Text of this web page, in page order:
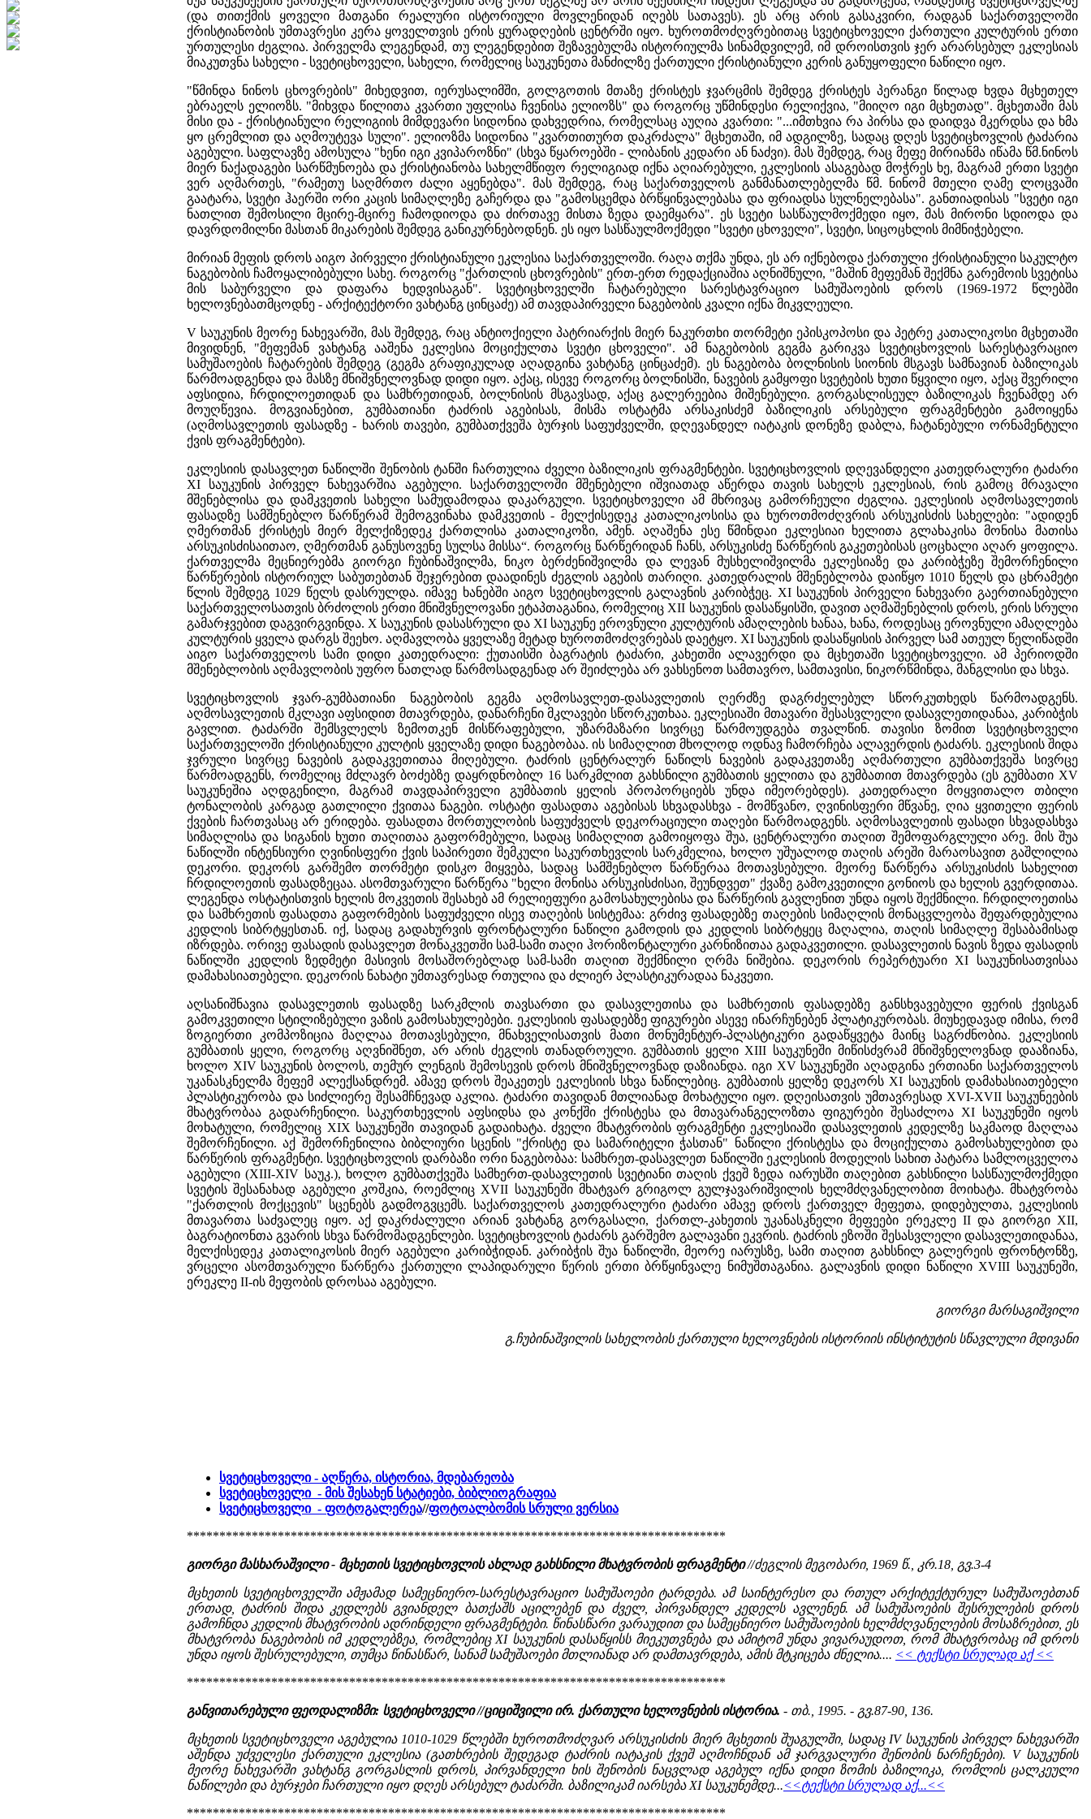
(და თითქმის ყოველი მათგანი რეალური ისტორიული მოვლენიდან იღებს სათავეს). ეს არც არის გასაკვირი, რადგან საქართველოში
ქრისტიანობის უმთავრესი კერა ყოველთვის ერის ყურადღების ცენტრში იყო. ხუროთმოძღვრებითაც სვეტიცხოველი ქართული კულტურის ერთი
ურთულესი ძეგლია. პირველმა ლეგენდამ, თუ ლეგენდებით შეზავებულმა ისტორიულმა სინამდვილემ, იმ დროისთვის ჯერ არარსებულ ეკლესიას
მიაკუთვნა სახელი - სვეტიცხოველი, სახელი, რომელიც საუკუნეთა მანძილზე ქართული ქრისტიანული კერის განუყოფელი ნაწილი იყო.
"წმინდა ნინოს ცხოვრების" მიხედვით, იერუსალიმში, გოლგოთის მთაზე ქრისტეს ჯვარცმის შემდეგ ქრისტეს პერანგი წილად ხვდა მცხეთელ
ებრაელს ელიოზს. "მიხვდა წილითა კვართი უფლისა ჩვენისა ელიოზს" და როგორც უწმინდესი რელიქვია, "მიიღო იგი მცხეთად". მცხეთაში მას
მისი და - ქრისტიანული რელიგიის მიმდევარი სიდონია დახვედრია, რომელსაც აუღია კვართი: "...იმთხვია რა პირსა და დაიდვა მკერდსა და ხმა
ყო ცრემლით და აღმოუტევა სული". ელიოზმა სიდონია "კვართითურთ დაკრძალა" მცხეთაში, იმ ადგილზე, სადაც დღეს სვეტიცხოვლის ტაძარია
აგებული. საფლავზე ამოსულა "ხენი იგი კვიპაროზნი" (სხვა წყაროებში - ლიბანის კედარი ან ნაძვი). მას შემდეგ, რაც მეფე მირიანმა იწამა წმ.ნინოს
მიერ ნაქადაგები სარწმუნოება და ქრისტიანობა სახელმწიფო რელიგიად იქნა აღიარებული, ეკლესიის ასაგებად მოჭრეს ხე, მაგრამ ერთი სვეტი
ვერ აღმართეს, "რამეთუ საღმრთო ძალი აყენებდა". მას შემდეგ, რაც საქართველოს განმანათლებელმა წმ. ნინომ მთელი ღამე ლოცვაში
გაატარა, სვეტი ჰაერში ორი კაცის სიმაღლეზე გაჩერდა და "გამოსცემდა ბრწყინვალებასა და ფრიადსა სულნელებასა". განთიადისას "სვეტი იგი
ნათლით შემოსილი მცირე-მცირე ჩამოდიოდა და ძირთავე მისთა ზედა დაემყარა". ეს სვეტი სასწაულმოქმედი იყო, მას მირონი სდიოდა და
დავრდომილნი მასთან მიკარების შემდეგ განიკურნებოდნენ. ეს იყო სასწაულმოქმედი "სვეტი ცხოველი", სვეტი, სიცოცხლის მიმნიჭებელი.
მირიან მეფის დროს აიგო პირველი ქრისტიანული ეკლესია საქართველოში. რაღა თქმა უნდა, ეს არ იქნებოდა ქართული ქრისტიანული საკულტო
ნაგებობის ჩამოყალიბებული სახე. როგორც "ქართლის ცხოვრების" ერთ-ერთ რედაქციაშია აღნიშნული, "მაშინ მეფემან შექმნა გარემოის სვეტისა
მის საბურველი და დაფარა ხედვისაგან". სვეტიცხოველში ჩატარებული სარესტავრაციო სამუშაოების დროს (1969-1972 წლებში
ხელოვნებათმცოდნე - არქიტექტორი ვახტანგ ცინცაძე) ამ თავდაპირველი ნაგებობის კვალი იქნა მიკვლეული.
V საუკუნის მეორე ნახევარში, მას შემდეგ, რაც ანტიოქიელი პატრიარქის მიერ ნაკურთხი თორმეტი ეპისკოპოსი და პეტრე კათალიკოსი მცხეთაში
მივიდნენ, "მეფემან ვახტანგ ააშენა ეკლესია მოციქულთა სვეტი ცხოველი". ამ ნაგებობის გეგმა გარიკვა სვეტიცხოვლის სარესტავრაციო
სამუშაოების ჩატარების შემდეგ (გეგმა გრაფიკულად აღადგინა ვახტანგ ცინცაძემ). ეს ნაგებობა ბოლნისის სიონის მსგავს სამნავიან ბაზილიკას
წარმოადგენდა და მასზე მნიშვნელოვნად დიდი იყო. აქაც, ისევე როგორც ბოლნისში, ნავების გამყოფი სვეტების ხუთი წყვილი იყო, აქაც შვერილი
აფსიდია, ჩრდილოეთიდან და სამხრეთიდან, ბოლნისის მსგავსად, აქაც გალერეებია მიშენებული. გორგასლისეულ ბაზილიკას ჩვენამდე არ
მოუღწევია. მოგვიანებით, გუმბათიანი ტაძრის აგებისას, მისმა ოსტატმა არსაკისძემ ბაზილიკის არსებული ფრაგმენტები გამოიყენა
(აღმოსავლეთის ფასადზე - ხარის თავები, გუმბათქვეშა ბურჯის საფუძველში, დღევანდელ იატაკის დონეზე დაბლა, ჩატანებული ორნამენტული
ქვის ფრაგმენტები).
ეკლესიის დასავლეთ ნაწილში შენობის ტანში ჩართულია ძველი ბაზილიკის ფრაგმენტები. სვეტიცხოვლის დღევანდელი კათედრალური ტაძარი
XI საუკუნის პირველ ნახევარშია აგებული. საქართველოში მშენებელი იშვიათად აწერდა თავის სახელს ეკლესიას, რის გამოც მრავალი
მშენებლისა და დამკვეთის სახელი სამუდამოდაა დაკარგული. სვეტიცხოველი ამ მხრივაც გამორჩეული ძეგლია. ეკლესიის აღმოსავლეთის
ფასადზე სამშენებლო წარწერამ შემოგვინახა დამკვეთის - მელქისედეკ კათალიკოსისა და ხუროთმოძღვრის არსუკისძის სახელები: "ადიდენ
ღმერთმან ქრისტეს მიერ მელქიზედეკ ქართლისა კათალიკოზი, ამენ. აღაშენა ესე წმინდაი ეკლესიაი ხელითა გლახაკისა მონისა მათისა
არსუკისძისაითაო, ღმერთმან განუსოვენე სულსა მისსა“. როგორც წარწერიდან ჩანს, არსუკისძე წარწერის გაკეთებისას ცოცხალი აღარ ყოფილა.
ქართველმა მეცნიერებმა გიორგი ჩუბინაშვილმა, ნიკო ბერძენიშვილმა და ლევან მუსხელიშვილმა ეკლესიაზე და კარიბჭეზე შემორჩენილი
წარწერების ისტორიულ საბუთებთან შეჯერებით დაადინეს ძეგლის აგების თარიღი. კათედრალის მშენებლობა დაიწყო 1010 წელს და ცხრამეტი
წლის შემდეგ 1029 წელს დასრულდა. იმავე ხანებში აიგო სვეტიცხოვლის გალავნის კარიბჭეც. XI საუკუნის პირველი ნახევარი გაერთიანებული
საქართველოსათვის ბრძოლის ერთი მნიშვნელოვანი ეტაპთაგანია, რომელიც XII საუკუნის დასაწყისში, დავით აღმაშენებლის დროს, ერის სრული
გამარჯვებით დაგვირგვინდა. X საუკუნის დასასრული და XI საუკუნე ეროვნული კულტურის ამაღლების ხანაა, ხანა, როდესაც ეროვნული ამაღლება
კულტურის ყველა დარგს შეეხო. აღმავლობა ყველაზე მეტად ხუროთმოძღვრებას დაეტყო. XI საუკუნის დასაწყისის პირველ სამ ათეულ წელიწადში
აიგო საქართველოს სამი დიდი კათედრალი: ქუთაისში ბაგრატის ტაძარი, კახეთში ალავერდი და მცხეთაში სვეტიცხოველი. ამ პერიოდში
მშენებლობის აღმავლობის უფრო ნათლად წარმოსადგენად არ შეიძლება არ ვახსენოთ სამთავრო, სამთავისი, ნიკორწმინდა, მანგლისი და სხვა.
სვეტიცხოვლის ჯვარ-გუმბათიანი ნაგებობის გეგმა აღმოსავლეთ-დასავლეთის ღერძზე დაგრძელებულ სწორკუთხედს წარმოადგენს.
აღმოსავლეთის მკლავი აფსიდით მთავრდება, დანარჩენი მკლავები სწორკუთხაა. ეკლესიაში მთავარი შესასვლელი დასავლეთიდანაა, კარიბჭის
გავლით. ტაძარში შემსვლელს ზემოთკენ მისწრაფებული, უზარმაზარი სივრცე წარმოუდგება თვალწინ. თავისი ზომით სვეტიცხოველი
საქართველოში ქრისტიანული კულტის ყველაზე დიდი ნაგებობაა. ის სიმაღლით მხოლოდ ოდნავ ჩამორჩება ალავერდის ტაძარს. ეკლესიის შიდა
ჯვრული სივრცე ნავების გადაკვეთითაა მიღებული. ტაძრის ცენტრალურ ნაწილს ნავების გადაკვეთაზე აღმართული გუმბათქვეშა სივრცე
წარმოადგენს, რომელიც მძლავრ ბოძებზე დაყრდნობილ 16 სარკმლით გახსნილი გუმბათის ყელითა და გუმბათით მთავრდება (ეს გუმბათი XV
საუკუნეშია აღდგენილი, მაგრამ თავდაპირველი გუმბათის ყელის პროპორციებს უნდა იმეორებდეს). კათედრალი მოყვითალო თბილი
ტონალობის კარგად გათლილი ქვითაა ნაგები. ოსტატი ფასადთა აგებისას სხვადასხვა - მომწვანო, ღვინისფერი მწვანე, ღია ყვითელი ფერის
ქვების ჩართვასაც არ ერიდება. ფასადთა მორთულობის საფუძველს დეკორაციული თაღები წარმოადგენს. აღმოსავლეთის ფასადი სხვადასხვა
სიმაღლისა და სიგანის ხუთი თაღითაა გაფორმებული, სადაც სიმაღლით გამოიყოფა შუა, ცენტრალური თაღით შემოფარგლული არე. მის შუა
ნაწილში ინტენსიური ღვინისფერი ქვის საპირეთი შემკული საკურთხევლის სარკმელია, ხოლო უშუალოდ თაღის არეში მარაოსავით გაშლილია
დეკორი. დეკორს გარშემო თორმეტი დისკო მიყვება, სადაც სამშენებლო წარწერაა მოთავსებული. მეორე წარწერა არსუკისძის სახელით
ჩრდილოეთის ფასადზეცაა. ასომთვარული წარწერა "ხელი მონისა არსუკისძისაი, შეუნდვეთ" ქვაზე გამოკვეთილი გონიოს და ხელის გვერდითაა.
ლეგენდა ოსტატისთვის ხელის მოკვეთის შესახებ ამ რელიეფური გამოსახულებისა და წარწერის გავლენით უნდა იყოს შექმნილი. ჩრდილოეთისა
და სამხრეთის ფასადთა გაფორმების საფუძველი ისევ თაღების სისტემაა: გრძივ ფასადებზე თაღების სიმაღლის მონაცვლეობა შეფარდებულია
კედლის სიბრტყესთან. იქ, სადაც გადახურვის ფრონტალური ნაწილი გამოდის და კედლის სიბრტყეც მაღალია, თაღის სიმაღლე შესაბამისად
იზრდება. ორივე ფასადის დასავლეთ მონაკვეთში სამ-სამი თაღი ჰორიზონტალური კარნიზითაა გადაკვეთილი. დასავლეთის ნავის ზედა ფასადის
ნაწილში კედლის ზედმეტი მასივის მოსაშორებლად სამ-სამი თაღით შექმნილი ღრმა ნიშებია. დეკორის რეპერტუარი XI საუკუნისათვისაა
დამახასიათებელი. დეკორის ნახატი უმთავრესად რთულია და ძლიერ პლასტიკურადაა ნაკვეთი.
აღსანიშნავია დასავლეთის ფასადზე სარკმლის თავსართი და დასავლეთისა და სამხრეთის ფასადებზე განსხვავებული ფერის ქვისგან
გამოკვეთილი სტილიზებული ვაზის გამოსახულებები. ეკლესიის ფასადებზე ფიგურები ასევე ინარჩუნებენ პლატიკურობას. მიუხედავად იმისა, რომ
ზოგიერთი კომპოზიცია მაღლაა მოთავსებული, მნახველისათვის მათი მონუმენტურ-პლასტიკური გადაწყვეტა მაინც საგრძნობია. ეკლესიის
გუმბათის ყელი, როგორც აღვნიშნეთ, არ არის ძეგლის თანადროული. გუმბათის ყელი XIII საუკუნეში მიწისძვრამ მნიშვნელოვნად დააზიანა,
ხოლო XIV საუკუნის ბოლოს, თემურ ლენგის შემოსევის დროს მნიშვნელოვნად დაზიანდა. იგი XV საუკუნეში აღადგინა ერთიანი საქართველოს
უკანასკნელმა მეფემ ალექსანდრემ. ამავე დროს შეაკეთეს ეკლესიის სხვა ნაწილებიც. გუმბათის ყელზე დეკორს XI საუკუნის დამახასიათებელი
პლასტიკურობა და სიძლიერე შესამჩნევად აკლია. ტაძარი თავიდან მთლიანად მოხატული იყო. დღეისათვის უმთავრესად XVI-XVII საუკუნეების
მხატვრობაა გადარჩენილი. საკურთხევლის აფსიდსა და კონქში ქრისტესა და მთავარანგელოზთა ფიგურები შესაძლოა XI საუკუნეში იყოს
მოხატული, რომელიც XIX საუკუნეში თავიდან გადაიხატა. ძველი მხატვრობის ფრაგმენტი ეკლესიაში დასავლეთის კედელზე საკმაოდ მაღლაა
შემორჩენილი. აქ შემორჩენილია ბიბლიური სცენის "ქრისტე და სამარიტელი ჭასთან" ნაწილი ქრისტესა და მოციქულთა გამოსახულებით და
წარწერის ფრაგმენტი. სვეტიცხოვლის დარბაზი ორი ნაგებობაა: სამხრეთ-დასავლეთ ნაწილში ეკლესიის მოდელის სახით პატარა სამლოცველოა
აგებული (XIII-XIV საუკ.), ხოლო გუმბათქვეშა სამხერთ-დასავლეთის სვეტიანი თაღის ქვეშ ზედა იარუსში თაღებით გახსნილი სასწაულმოქმედი
სვეტის შესანახად აგებული კოშკია, როემლიც XVII საუკუნეში მხატვარ გრიგოლ გულჯავარიშვილის ხელმძღვანელობით მოიხატა. მხატვრობა
"ქართლის მოქცევის" სცენებს გადმოგვცემს. საქართველოს კათედრალური ტაძარი ამავე დროს ქართველ მეფეთა, დიდებულთა, ეკლესიის
მთავართა საძვალეც იყო. აქ დაკრძალული არიან ვახტანგ გორგასალი, ქართლ-კახეთის უკანასკნელი მეფეები ერეკლე II და გიორგი XII,
ბაგრატიონთა გვარის სხვა წარმომადგენლები. სვეტიცხოვლის ტაძარს გარშემო გალავანი ეკვრის. ტაძრის ეზოში შესასვლელი დასავლეთიდანაა,
მელქისედეკ კათალიკოსის მიერ აგებული კარიბჭიდან. კარიბჭის შუა ნაწილში, მეორე იარუსზე, სამი თაღით გახსნილ გალერეის ფრონტონზე,
ვრცელი ასომთვარული წარწერა ქართული ლაპიდარული წერის ერთი ბრწყინვალე ნიმუშთაგანია. გალავნის დიდი ნაწილი XVIII საუკუნეში,
ერეკლე II-ის მეფობის დროსაა აგებული.
გიორგი მარსაგიშვილი
გ.ჩუბინაშვილის სახელობის ქართული ხელოვნების ისტორიის ინსტიტუტის სწავლული მდივანი
სვეტიცხოველი - აღწერა, ისტორია, მდებარეობა
სვეტიცხოველი - მის შესახენ სტატიები, ბიბლიოგრაფია
სვეტიცხოველი - ფოტოგალერეა//ფოტოალბომის სრული ვერსია
***********************************************************************************
გიორგი მასხარაშვილი - მცხეთის სვეტიცხოვლის ახლად გახსნილი მხატვრობის ფრაგმენტი//ძეგლის მეგობარი, 1969 წ., კრ.18, გვ.3-4
მცხეთის სვეტიცხოველში ამჟამად სამეცნიერო-სარესტავრაციო სამუშაოები ტარდება. ამ საინტერესო და რთულ არქიტექტურულ სამუშაოებთან
ერთად, ტაძრის შიდა კედლებს გვიანდელ ბათქაშს აცილებენ და ძველ, პირვანდელ კედელს ავლენენ. ამ სამუშაოების შესრულების დროს
გამოჩნდა კედლის მხატვრობის ადრინდელი ფრაგმენტები. წინასწარი ვარაუდით და სამეცნიერო სამუშაოების ხელმძღვანელების მოსაზრებით, ეს
მხატვრობა ნაგებობის იმ კედლებზეა, რომლებიც XI საუკუნის დასაწყისს მიეკუთვნება და ამიტომ უნდა ვივარაუდოთ, რომ მხატვრობაც იმ დროს
უნდა იყოს შესრულებული, თუმცა წინასწარ, სანამ სამუშაოები მთლიანად არ დამთავრდება, ამის მტკიცება ძნელია.... << ტექსტი სრულად აქ <<
***********************************************************************************
განვითარებული ფეოდალიზმი: სვეტიცხოველი //ციციშვილი ირ. ქართული ხელოვნების ისტორია. - თბ., 1995. - გვ.87-90, 136.
მცხეთის სვეტიცხოველი აგებულია 1010-1029 წლებში ხუროთმოძღვარ არსუკისძის მიერ მცხეთის შუაგულში, სადაც IV საუკუნის პირველ ნახევარში
აშენდა უძველესი ქართული ეკლესია (გათხრების შედეგად ტაძრის იატაკის ქვეშ აღმოჩნდან ამ ჯარგვალური შენობის ნარჩენები). V საუკუნის
მეორე ნახევარში ვახტანგ გორგასლის დროს, პირვანდელი ხის შენობის ნაცვლად აგებულ იქნა დიდი ზომის ბაზილიკა, რომლის ცალკეული
ნაწილები და ბურჯები ჩართული იყო დღეს არსებულ ტაძარში. ბაზილიკამ იარსება XI საუკუნემდე...<<ტექსტი სრულად აქ...<<
***********************************************************************************